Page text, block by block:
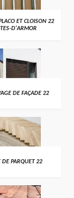
ET CLOISON 22
D'ARMOR
DE FAÇADE 22
DE PARQUET 22